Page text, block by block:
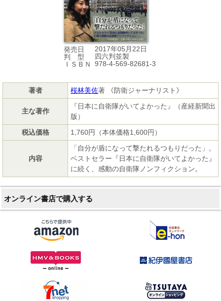
発売日
2017年05月22日
判 型
四六判並製
ＩＳＢＮ
978-4-569-82681-3
著者 桜林美佐著 《防衛ジャーナリスト》
主な著作
『日本に自衛隊がいてよかった』（産経新聞出
版）
税込価格
1,760円（本体価格1,600円）
内容
「自分が盾になって撃たれるつもりだった」。
ベストセラー『日本に自衛隊がいてよかった』
に続く、感動の自衛隊ノンフィクション。
オンライン書店で購入する